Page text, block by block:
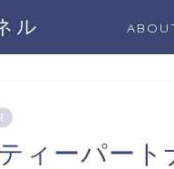
ル
ィーパー